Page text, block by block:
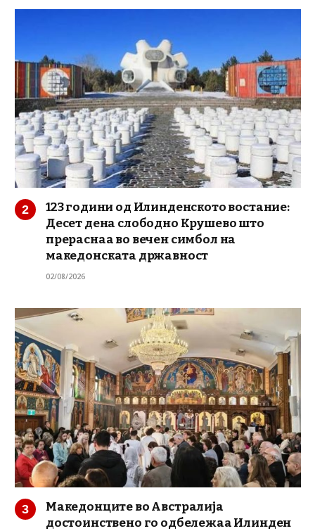
123 години од Илинденското востание:
Десет дена слободно Крушево што
прераснаа во вечен симбол на
македонската државност
02/08/2026
Македонците во Австралија
достоинствено го одбележаа Илинден